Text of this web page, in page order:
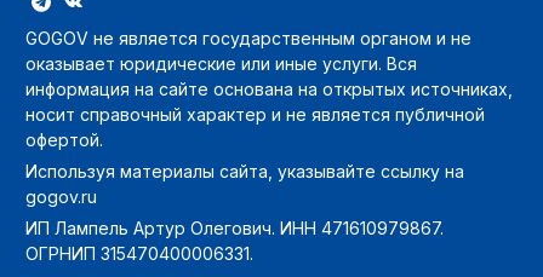
GOGOV не является государственным органом и не
оказывает юридические или иные услуги. Вся
информация на сайте основана на открытых источниках,
носит справочный характер и не является публичной
офертой.
Используя материалы сайта, указывайте ссылку на
gogov.ru
ИП Лампель Артур Олегович. ИНН 471610979867.
ОГРНИП 315470400006331.